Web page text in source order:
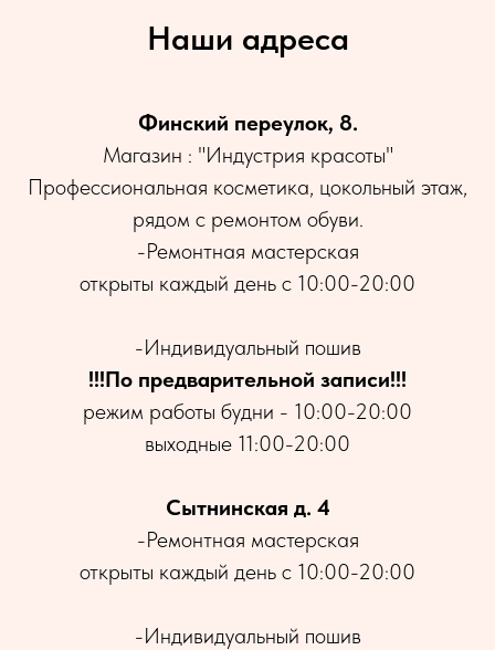
Наши адреса
Финский переулок, 8.
Магазин : "Индустрия красоты"
Профессиональная косметика, цокольный этаж,
рядом с ремонтом обуви.
-Ремонтная мастерская
открыты каждый день с 10:00-20:00
-Индивидуальный пошив
!!!По предварительной записи!!!
режим работы будни - 10:00-20:00
выходные 11:00-20:00
Сытнинская д. 4
-Ремонтная мастерская
открыты каждый день с 10:00-20:00
-Индивидуальный пошив